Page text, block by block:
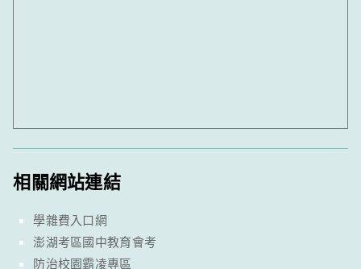
相關網站連結
學雜費入口網
澎湖考區國中教育會考
防治校園霸凌專區